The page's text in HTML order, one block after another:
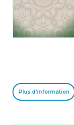
Plus d'information